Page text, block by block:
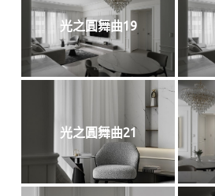
光之圓舞曲19
光之圓舞曲21